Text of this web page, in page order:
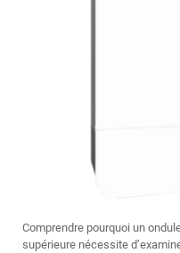
Comprendre pourquoi un
supérieure nécessite